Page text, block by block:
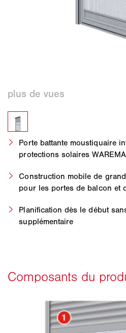
Porte battante moustiquaire
protections solaires WAREMA
Construction mobile de
pour les portes de balcon et
Planification dès le début
supplémentaire